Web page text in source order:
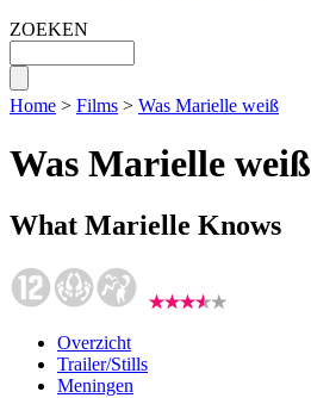
ZOEKEN
Home > Films > Was Marielle weiß
Was Marielle weiß
What Marielle Knows
Overzicht
Trailer/Stills
Meningen